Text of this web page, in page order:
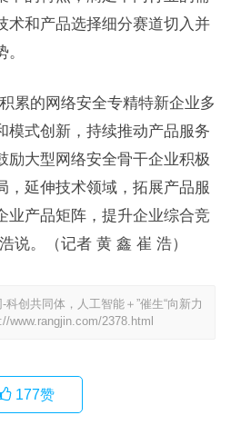
术和产品选择细分赛道切入并
的网络安全专精特新企业多
模式创新，持续推动产品服务
励大型网络安全骨干企业积极
，延伸技术领域，拓展产品服
业产品矩阵，提升企业综合竞
说。（记者 黄 鑫 崔 浩）
创共同体，人工智能＋”催生“向新力
www.rangjin.com/2378.html
177赞